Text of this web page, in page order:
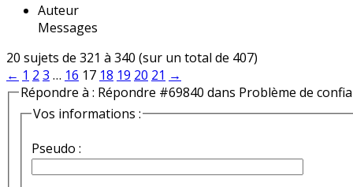
Auteur
Messages
20 sujets de 321 à 340 (sur un total de 407)
← 1 2 3 … 16 17 18 19 20 21 →
Répondre à : Répondre #69840 dans Problème de
Vos informations :
Pseudo :